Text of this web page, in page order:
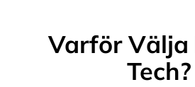
Varför Välja
Tech?